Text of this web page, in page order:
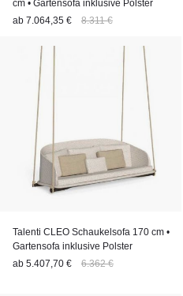
cm • Gartensofa inklusive Polster
ab 7.064,35 € 8.311 €
Talenti CLEO Schaukelsofa 170 cm •
Gartensofa inklusive Polster
ab 5.407,70 € 6.362 €